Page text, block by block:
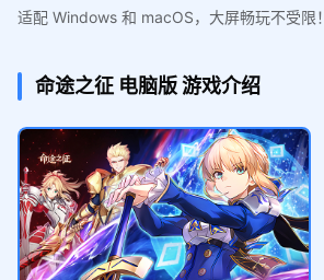
适配 Windows 和 macOS，大屏畅玩不受限！
命途之征 电脑版游戏介绍